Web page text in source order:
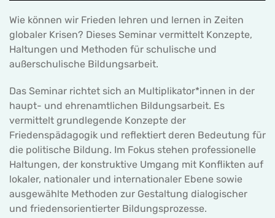
Wie können wir Frieden lehren und lernen in Zeiten
globaler Krisen? Dieses Seminar vermittelt Konzepte,
Haltungen und Methoden für schulische und
außerschulische Bildungsarbeit.
Das Seminar richtet sich an Multiplikator*innen in der
haupt- und ehrenamtlichen Bildungsarbeit. Es
vermittelt grundlegende Konzepte der
Friedenspädagogik und reflektiert deren Bedeutung für
die politische Bildung. Im Fokus stehen professionelle
Haltungen, der konstruktive Umgang mit Konflikten auf
lokaler, nationaler und internationaler Ebene sowie
ausgewählte Methoden zur Gestaltung dialogischer
und friedensorientierter Bildungsprozesse.